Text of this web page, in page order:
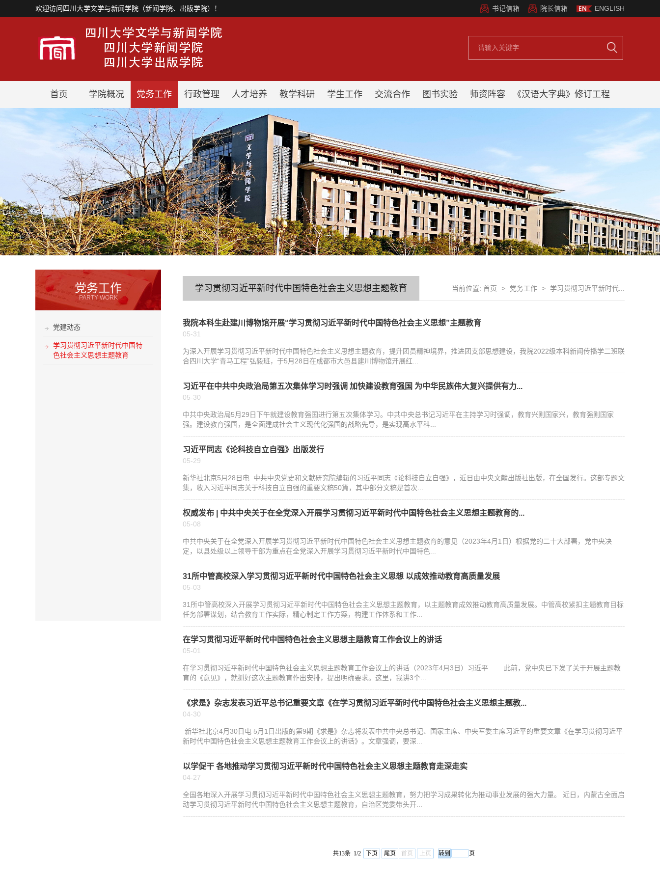
欢迎访问四川大学文学与新闻学院（新闻学院、出版学院）！ ENGLISH
院长信箱
书记信箱
首页 学院概况 党务工作 行政管理 人才培养 教学科研 学生工作 交流合作 图书实验 师资阵容 《汉语大字典》修订工程
党务工作
PARTY WORK
党建动态
学习贯彻习近平新时代中国特
色社会主义思想主题教育
学习贯彻习近平新时代中国特色社会主义思想主题教育 当前位置: 首页 > 党务工作 > 学习贯彻习近平新时代...
我院本科生赴建川博物馆开展“学习贯彻习近平新时代中国特色社会主义思想”主题教育
05-31
为深入开展学习贯彻习近平新时代中国特色社会主义思想主题教育，提升团员精神境界，推进团支部思想建设，我院2022级本科新闻传播学二班联
合四川大学“青马工程”弘毅班，于5月28日在成都市大邑县建川博物馆开展红...
习近平在中共中央政治局第五次集体学习时强调 加快建设教育强国 为中华民族伟大复兴提供有力...
05-30
中共中央政治局5月29日下午就建设教育强国进行第五次集体学习。中共中央总书记习近平在主持学习时强调，教育兴则国家兴，教育强则国家
强。建设教育强国，是全面建成社会主义现代化强国的战略先导，是实现高水平科...
习近平同志《论科技自立自强》出版发行
05-29
新华社北京5月28日电 中共中央党史和文献研究院编辑的习近平同志《论科技自立自强》，近日由中央文献出版社出版，在全国发行。这部专题文
集，收入习近平同志关于科技自立自强的重要文稿50篇，其中部分文稿是首次...
权威发布 | 中共中央关于在全党深入开展学习贯彻习近平新时代中国特色社会主义思想主题教育的...
05-08
中共中央关于在全党深入开展学习贯彻习近平新时代中国特色社会主义思想主题教育的意见（2023年4月1日）根据党的二十大部署，党中央决
定，以县处级以上领导干部为重点在全党深入开展学习贯彻习近平新时代中国特色...
31所中管高校深入学习贯彻习近平新时代中国特色社会主义思想 以成效推动教育高质量发展
05-03
31所中管高校深入开展学习贯彻习近平新时代中国特色社会主义思想主题教育，以主题教育成效推动教育高质量发展。中管高校紧扣主题教育目标
任务部署谋划，结合教育工作实际，精心制定工作方案，构建工作体系和工作...
在学习贯彻习近平新时代中国特色社会主义思想主题教育工作会议上的讲话
05-01
在学习贯彻习近平新时代中国特色社会主义思想主题教育工作会议上的讲话（2023年4月3日）习近平 此前，党中央已下发了关于开展主题教
育的《意见》，就抓好这次主题教育作出安排，提出明确要求。这里，我讲3个...
《求是》杂志发表习近平总书记重要文章《在学习贯彻习近平新时代中国特色社会主义思想主题教...
04-30
新华社北京4月30日电 5月1日出版的第9期《求是》杂志将发表中共中央总书记、国家主席、中央军委主席习近平的重要文章《在学习贯彻习近平
新时代中国特色社会主义思想主题教育工作会议上的讲话》。文章强调，要深...
以学促干 各地推动学习贯彻习近平新时代中国特色社会主义思想主题教育走深走实
04-27
全国各地深入开展学习贯彻习近平新时代中国特色社会主义思想主题教育，努力把学习成果转化为推动事业发展的强大力量。 近日，内蒙古全面启
动学习贯彻习近平新时代中国特色社会主义思想主题教育，自治区党委带头开...
共13条 1/2 首页 上页
下页 尾页 页